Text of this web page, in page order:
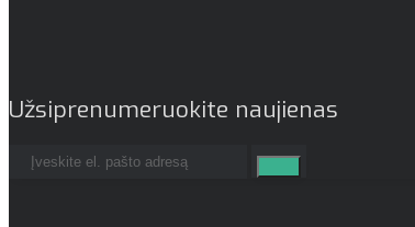
Užsiprenumeruokite naujienas